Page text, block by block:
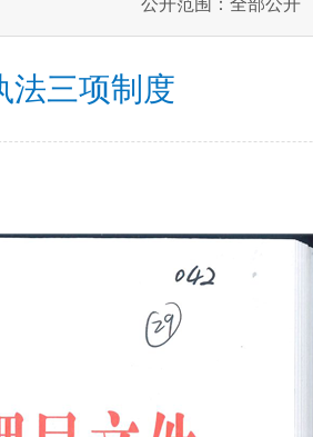
法三项制度